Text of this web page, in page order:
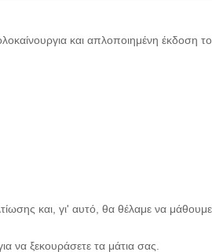
και απλοποιημένη έκδοση
και, γι' αυτό, θα θέλαμε να
να ξεκουράσετε τα μάτια σας.